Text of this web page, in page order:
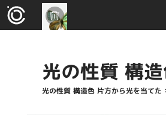
光の性質 構
光の性質 構造色 片方から光を当て